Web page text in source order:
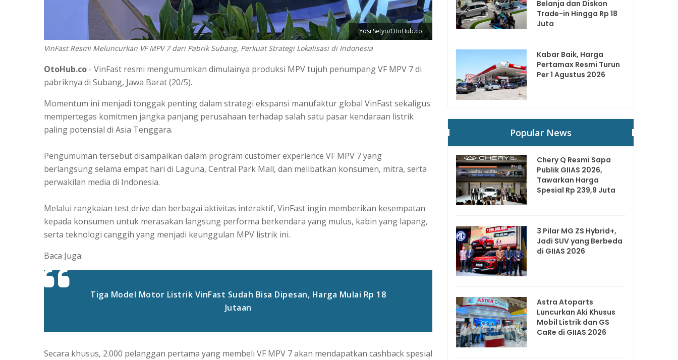
Yosi Setyo/OtoHub.co
VinFast Resmi Meluncurkan VF MPV 7 dari Pabrik Subang, Perkuat Strategi Lokalisasi di Indonesia
OtoHub.co - VinFast resmi mengumumkan dimulainya produksi MPV tujuh penumpang VF MPV 7 di
pabriknya di Subang, Jawa Barat (20/5).
Momentum ini menjadi tonggak penting dalam strategi ekspansi manufaktur global VinFast sekaligus
mempertegas komitmen jangka panjang perusahaan terhadap salah satu pasar kendaraan listrik
paling potensial di Asia Tenggara.
Pengumuman tersebut disampaikan dalam program customer experience VF MPV 7 yang
berlangsung selama empat hari di Laguna, Central Park Mall, dan melibatkan konsumen, mitra, serta
perwakilan media di Indonesia.
Melalui rangkaian test drive dan berbagai aktivitas interaktif, VinFast ingin memberikan kesempatan
kepada konsumen untuk merasakan langsung performa berkendara yang mulus, kabin yang lapang,
serta teknologi canggih yang menjadi keunggulan MPV listrik ini.
Baca Juga:
Tiga Model Motor Listrik VinFast Sudah Bisa Dipesan, Harga Mulai Rp 18
Jutaan
Secara khusus, 2.000 pelanggan pertama yang membeli VF MPV 7 akan mendapatkan cashback spesial
Belanja dan Diskon
Trade-in Hingga Rp 18
Juta
Kabar Baik, Harga
Pertamax Resmi Turun
Per 1 Agustus 2026
Popular News
Chery Q Resmi Sapa
Publik GIIAS 2026,
Tawarkan Harga
Spesial Rp 239,9 Juta
3 Pilar MG ZS Hybrid+,
Jadi SUV yang Berbeda
di GIIAS 2026
Astra Atoparts
Luncurkan Aki Khusus
Mobil Listrik dan GS
CaRe di GIIAS 2026